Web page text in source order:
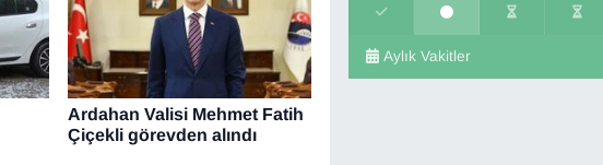
Ardahan Valisi Mehmet Fatih
Çiçekli görevden alındı
Aylık Vakitler